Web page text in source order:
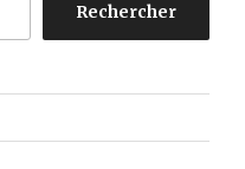
Rechercher